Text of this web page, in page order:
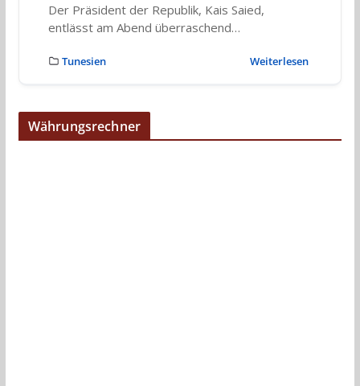
Der Präsident der Republik, Kais Saied,
entlässt am Abend überraschend…
Tunesien Weiterlesen
Währungsrechner